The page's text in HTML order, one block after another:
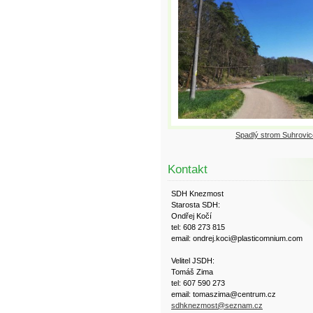
Spadlý strom
Kontakt
SDH Knezmost
Starosta SDH:
Ondřej Kočí
tel: 608 273 815
email: ondrej.koci@plasticomnium.com
Velitel JSDH:
Tomáš Zima
tel: 607 590 273
email: tomaszima@centrum.cz
sdhknezmost@seznam.cz